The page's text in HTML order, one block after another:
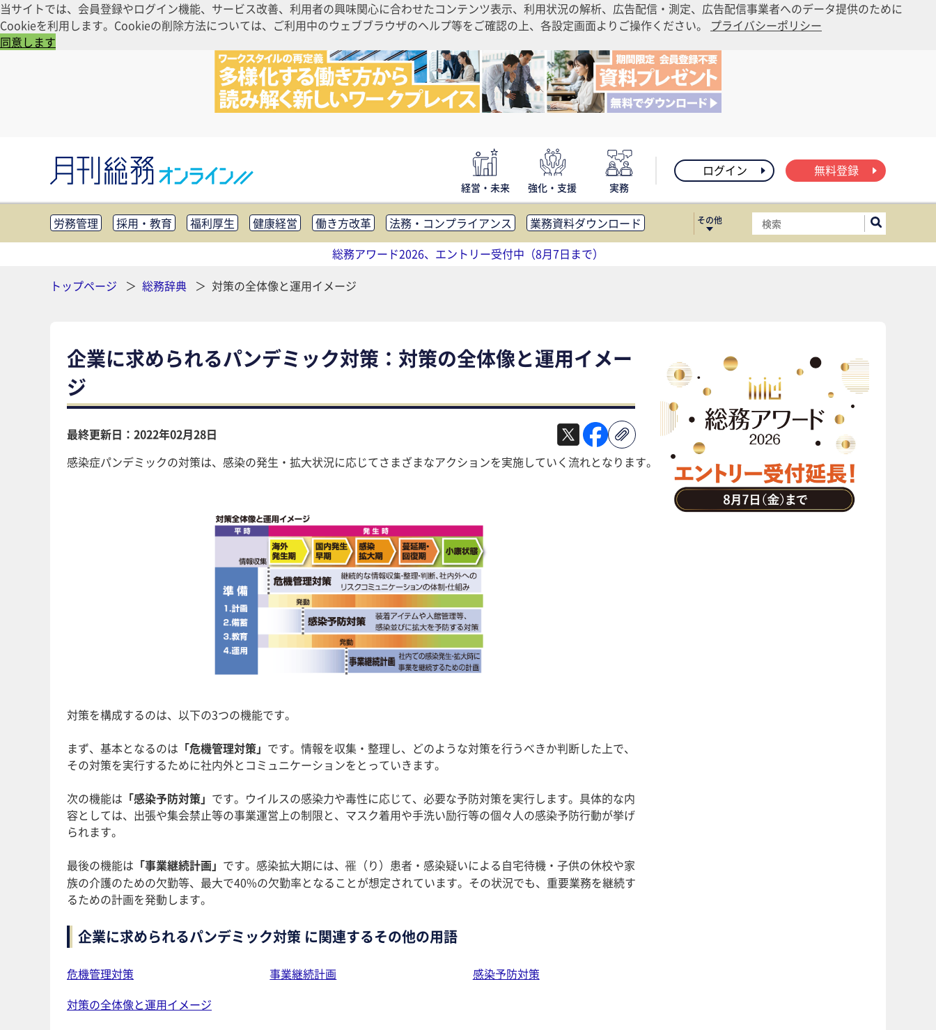
当サイトでは、会員登録やログイン機能、サービス改善、利用者の興味関心に合わせたコンテンツ表示、利用状況の解析、広告配信・測定、広告配信事業者へのデータ提供のために
Cookieを利用します。Cookieの削除方法については、ご利用中のウェブブラウザのヘルプ等をご確認の上、各設定画面よりご操作ください。 プライバシーポリシー
同意します
経営・未来 強化・支援 実務
ログイン 無料登録
労務管理 採用・教育 福利厚生 健康経営 働き方改革 法務・コンプライアンス
業務資料ダウンロード
知財管理
リスクマネジメント・BCP 社外・社内広報 社外・社内コミュニケーション活性化
FM・オフィス移転
助成金・補助金・コスト削減 アウトソーシング・BPO
調査・レポート
その他
総務アワード2026、エントリー受付中（8月7日まで）
トップページ
総務辞典 対策の全体像と運用イメージ
企業に求められるパンデミック対策：対策の全体像と運用イメー
ジ
最終更新日：2022年02月28日
感染症パンデミックの対策は、感染の発生・拡大状況に応じてさまざまなアクションを実施していく流れとなります。
対策を構成するのは、以下の3つの機能です。
まず、基本となるのは 「危機管理対策」 です。情報を収集・整理し、どのような対策を行うべきか判断した上で、
その対策を実行するために社内外とコミュニケーションをとっていきます。
次の機能は 「感染予防対策」 です。ウイルスの感染力や毒性に応じて、必要な予防対策を実行します。具体的な内
容としては、出張や集会禁止等の事業運営上の制限と、マスク着用や手洗い励行等の個々人の感染予防行動が挙げ
られます。
最後の機能は 「事業継続計画」 です。感染拡大期には、罹（り）患者・感染疑いによる自宅待機・子供の休校や家
族の介護のための欠勤等、最大で40%の欠勤率となることが想定されています。その状況でも、重要業務を継続す
るための計画を発動します。
企業に求められるパンデミック対策 に関連するその他の用語
危機管理対策 事業継続計画
感染予防対策
対策の全体像と運用イメージ